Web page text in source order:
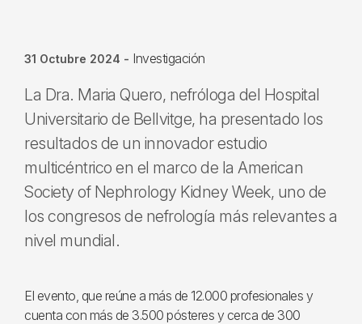
31 Octubre 2024 - Investigación
La Dra. Maria Quero, nefróloga del Hospital
Universitario de Bellvitge, ha presentado los
resultados de un innovador estudio
multicéntrico en el marco de la American
Society of Nephrology Kidney Week, uno de
los congresos de nefrología más relevantes a
nivel mundial.
El evento, que reúne a más de 12.000 profesionales y
cuenta con más de 3.500 pósteres y cerca de 300